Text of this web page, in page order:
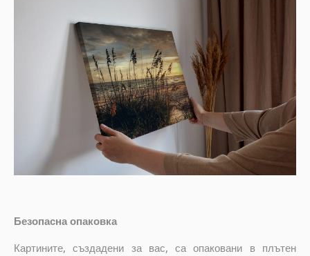
Безопасна опаковка
Картините, създадени за вас, са опаковани в плътен